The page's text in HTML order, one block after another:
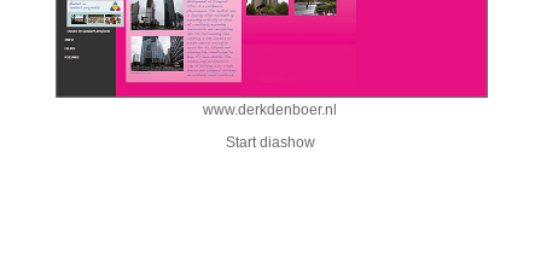
www.derkdenboer.nl
Start diashow